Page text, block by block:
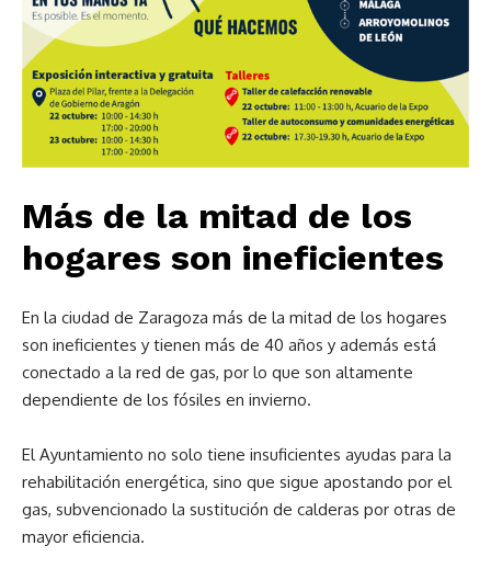
Más de la mitad de los
hogares son ineficientes
En la ciudad de Zaragoza más de la mitad de los hogares
son ineficientes y tienen más de 40 años y además está
conectado a la red de gas, por lo que son altamente
dependiente de los fósiles en invierno.
El Ayuntamiento no solo tiene insuficientes ayudas para la
rehabilitación energética, sino que sigue apostando por el
gas, subvencionado la sustitución de calderas por otras de
mayor eficiencia.